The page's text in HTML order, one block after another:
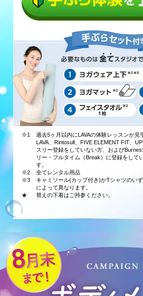
※1
過去5ヶ月以内にLAVAの体験レッスンか見
LAVA、Rintosull、FIVE ELEMENT FIT、
スリー登録をしていない方、および
リー・フルタイム（Break）に登録をして
す。
※2
全てレンタル用品
※3
キャミソール(カップ付き)かTシャツのい
によって異なります。
★
替えの下着はご持参ください。